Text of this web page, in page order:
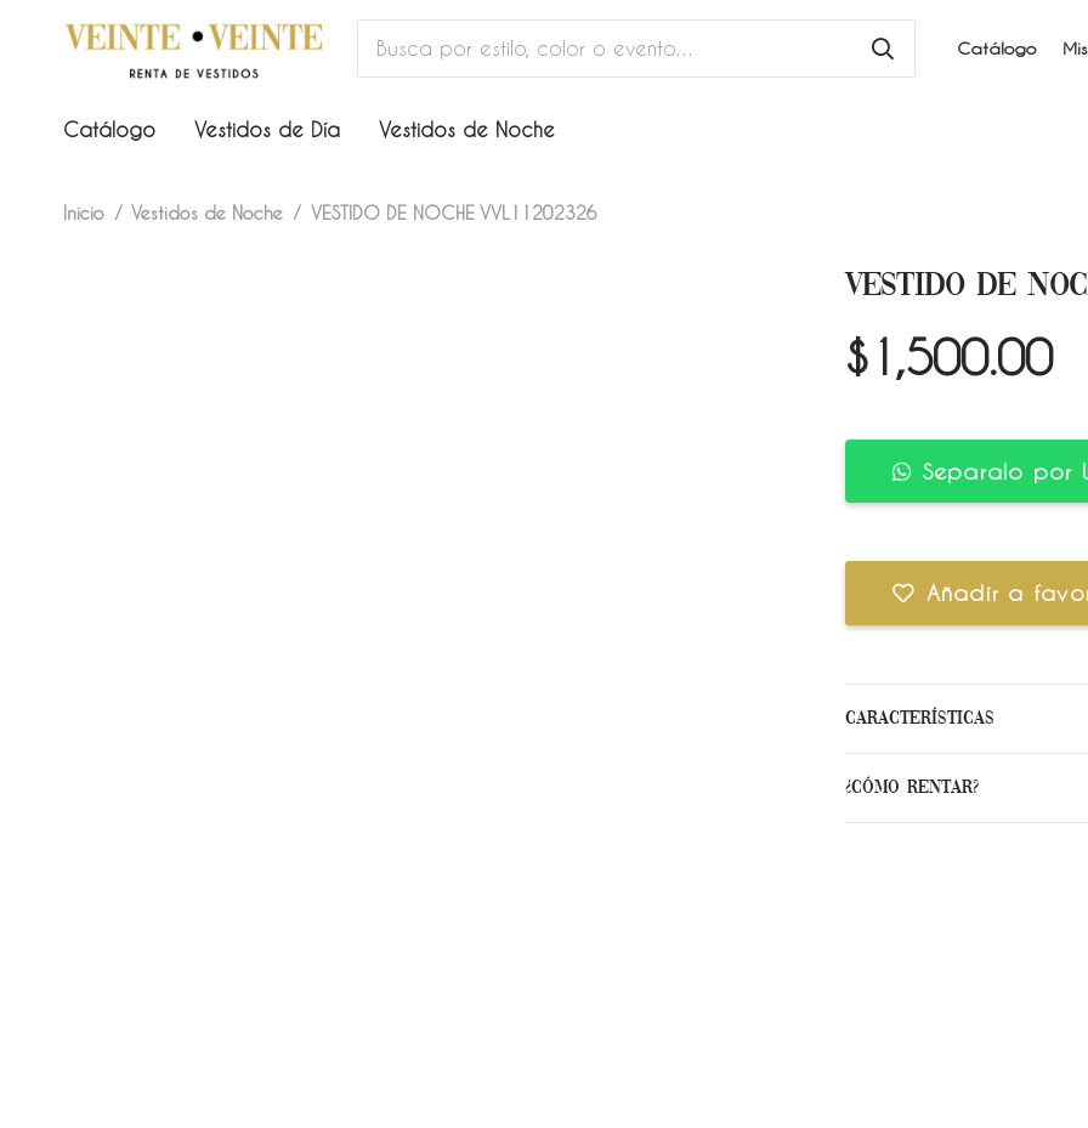
Catálogo
Catálogo Vestidos de Día Vestidos de Noche
Inicio / Vestidos de Noche / VESTIDO DE NOCHE VVL11202326
VESTIDO DE
$ 1,500.00
Separalo por
Añadir a
Características
¿Cómo Rentar?